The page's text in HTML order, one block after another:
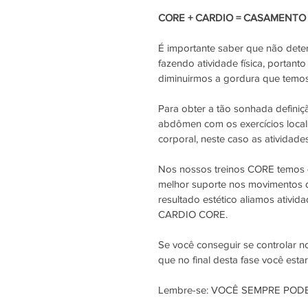
CORE + CARDIO = CASAMENTO
É importante saber que não
fazendo atividade física,
diminuirmos a gordura que
Para obter a tão sonhada
abdômen com os exercícios
corporal, neste caso as
Nos nossos treinos CORE
melhor suporte nos movimentos
resultado estético aliamos
CARDIO CORE.
Se você conseguir se controlar
que no final desta fase você
Lembre-se: VOCÊ SEMPRE